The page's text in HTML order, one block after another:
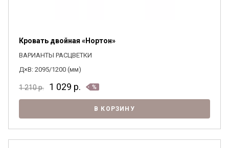
Кровать двойная «Нортон»
ВАРИАНТЫ РАСЦВЕТКИ
Д×В: 2095/1200 (мм)
1 210р. 1 029 р.
В КОРЗИНУ